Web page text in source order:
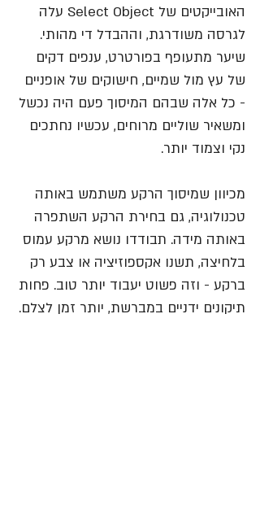
האובייקטים של Select Object עלה
לגרסה משודרגת, וההבדל די מהותי.
שיער מתעופף בפורטרט, ענפים דקים
של עץ מול שמיים, חישוקים של אופניים
- כל אלה שבהם המיסוך פעם היה נכשל
ומשאיר שוליים מרוחים, עכשיו נחתכים
נקי וצמוד יותר.
מכיוון שמיסוך הרקע משתמש באותה
טכנולוגיה, גם בחירת הרקע השתפרה
באותה מידה. תבודדו נושא מרקע עמוס
בלחיצה, תשנו אקספוזיציה או צבע רק
ברקע - וזה פשוט יעבוד יותר טוב. פחות
תיקונים ידניים במברשת, יותר זמן לצלם.